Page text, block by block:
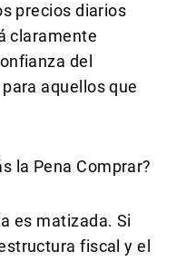
precios diarios
claramente
del
aquellos que
la Pena Comprar?
es matizada. Si
fiscal y el